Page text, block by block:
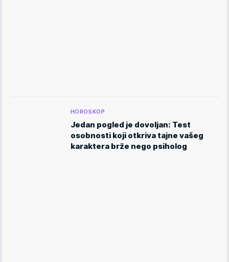
HOROSKOP
Jedan pogled je dovoljan: Test
osobnosti koji otkriva tajne vašeg
karaktera brže nego psiholog